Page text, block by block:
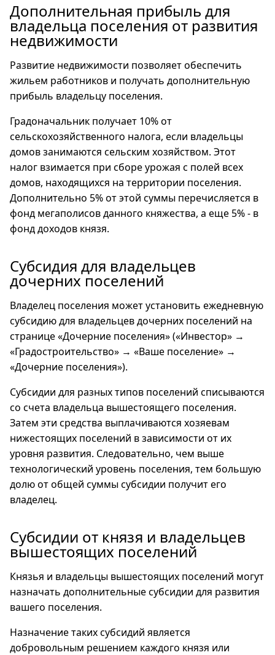
Дополнительная прибыль для
владельца поселения от развития
недвижимости
Развитие недвижимости позволяет обеспечить
жильем работников и получать дополнительную
прибыль владельцу поселения.
Градоначальник получает 10% от
сельскохозяйственного налога, если владельцы
домов занимаются сельским хозяйством. Этот
налог взимается при сборе урожая с полей всех
домов, находящихся на территории поселения.
Дополнительно 5% от этой суммы перечисляется в
фонд мегаполисов данного княжества, а еще 5% - в
фонд доходов князя.
Субсидия для владельцев
дочерних поселений
Владелец поселения может установить ежедневную
субсидию для владельцев дочерних поселений на
странице «Дочерние поселения» («Инвестор» →
«Градостроительство» → «Ваше поселение» →
«Дочерние поселения»).
Субсидии для разных типов поселений списываются
со счета владельца вышестоящего поселения.
Затем эти средства выплачиваются хозяевам
нижестоящих поселений в зависимости от их
уровня развития. Следовательно, чем выше
технологический уровень поселения, тем большую
долю от общей суммы субсидии получит его
владелец.
Субсидии от князя и владельцев
вышестоящих поселений
Князья и владельцы вышестоящих поселений могут
назначать дополнительные субсидии для развития
вашего поселения.
Назначение таких субсидий является
добровольным решением каждого князя или